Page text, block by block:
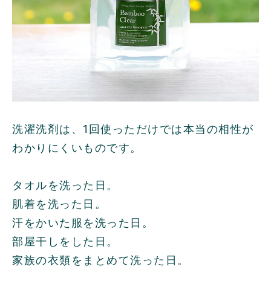
洗濯洗剤は、1回使っただけでは本当の相性が
わかりにくいものです。
タオルを洗った日。
肌着を洗った日。
汗をかいた服を洗った日。
部屋干しをした日。
家族の衣類をまとめて洗った日。